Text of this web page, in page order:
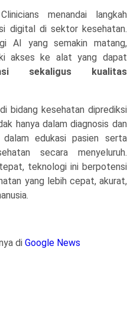
menandai langkah
digital di sektor kesehatan.
AI yang semakin matang,
akses ke alat yang dapat
sekaligus kualitas
bidang kesehatan diprediksi
hanya dalam diagnosis dan
edukasi pasien serta
secara menyeluruh.
teknologi ini berpotensi
yang lebih cepat, akurat,
diGoogle News